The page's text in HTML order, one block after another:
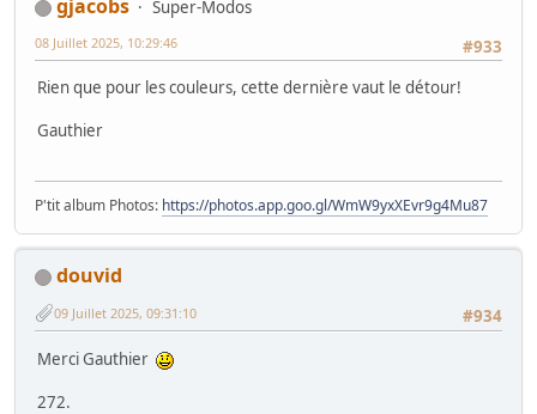
gjacobs
Super-Modos
#933
08 Juillet 2025, 10:29:46
Rien que pour les couleurs, cette dernière vaut le détour!
Gauthier
P'tit album Photos: https://photos.app.goo.gl/WmW9yxXEvr9g4Mu87
douvid
#934
09 Juillet 2025, 09:31:10
Merci Gauthier
272.